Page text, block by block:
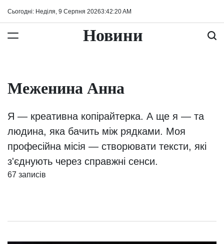
Сьогодні: Неділя, 9 Серпня 20263:42:21AM
Новини
Меженина Анна
Я — креативна копірайтерка. А ще я — та
людина, яка бачить між рядками. Моя
професійна місія — створювати тексти, які
з'єднують через справжні сенси.
67 записів